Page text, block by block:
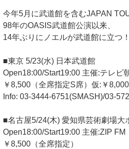
今年5月に武道館を含むJAPAN
98年のOASIS武道館公演以来、
14年ぶりにノエルが武道館に立つ！
■東京 5/23(水) 日本武道館
Open18:00/Start19:00 主催:テレビ
￥8,500（全席指定S席）仮:￥
Info: 03-3444-6751(SMASH)/03-
■名古屋5/24(木) 愛知県芸術劇場大
Open18:00/Start19:00 主催:ZIP FM
￥8,500（全席指定）